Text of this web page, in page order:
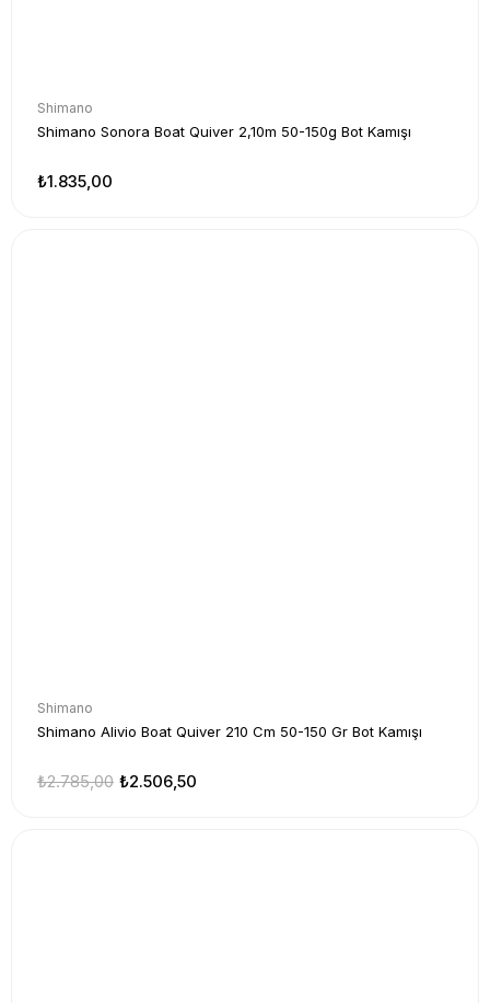
Shimano
Shimano Sonora Boat Quiver 2,10m 50-150g Bot Kamışı
₺1.835,00
Shimano
Shimano Alivio Boat Quiver 210 Cm 50-150 Gr Bot Kamışı
₺2.506,50
₺2.785,00